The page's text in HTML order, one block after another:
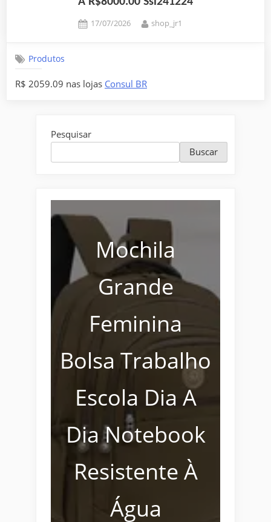
Posted
17/07/2026 By
shop_jr1
Produtos
R$ 2059.09 nas lojas Consul BR
Pesquisar
Buscar
Mochila
Grande
Feminina
Bolsa Trabalho
Escola Dia A
Dia Notebook
Resistente À
Água